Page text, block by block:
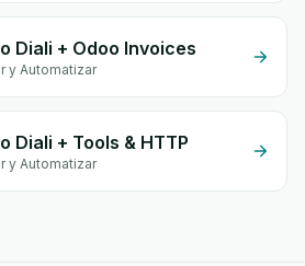
Diali + Odoo Invoices
y Automatizar
Diali + Tools & HTTP
y Automatizar